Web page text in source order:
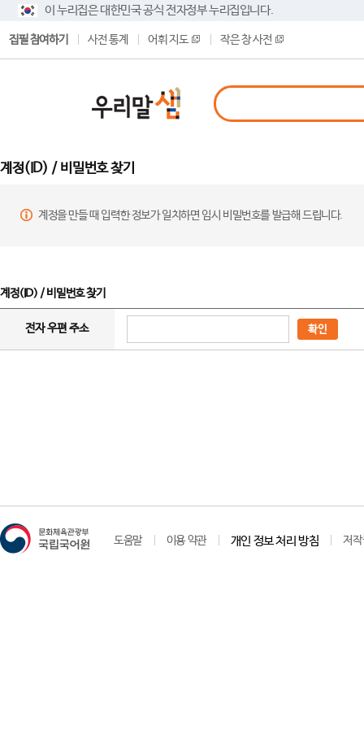
이 누리집은 대한민국 공식 전자정부 누리집입니다.
집필 참여하기 사전 통계 어휘 지도 작은 창 사전
계정(ID) / 비밀번호 찾기
계정을 만들 때 입력한 정보가 일치하면 임시 비밀번호를 발급해 드립니다.
계정(ID) / 비밀번호 찾기
전자 우편 주소 확인
도움말 이용 약관 개인 정보 처리 방침 저